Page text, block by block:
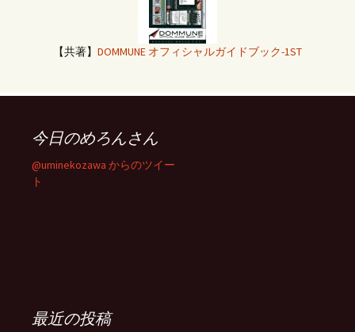
【共著】 DOMMUNE オフィシャルガイドブック-1ST
今日のめろんさん
@uminekozawa からのツイー
ト
最近の投稿